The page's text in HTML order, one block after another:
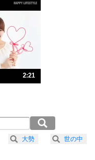
30の方法
い原因は、行動しないから。
の方法
もの。
りを優しさで表現する。
2:21
大勢 世の中